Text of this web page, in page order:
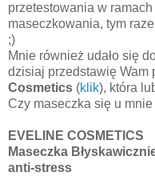
przetestowania w
maseczkowania, tym
;)
Mnie również udało się
dzisiaj przedstawię Wam
Cosmetics (klik), która
Czy maseczka się u mnie
EVELINE COSMETICS
Maseczka
anti-stress